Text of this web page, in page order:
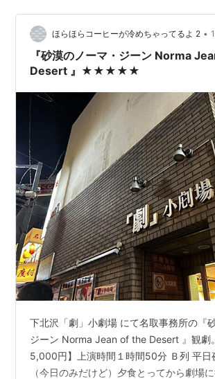
以外の選択はないわ。 natalie.mu 📌音楽
の白墨の輪」は ベル…
ほらほらコーヒーが冷めちゃってるよ 2 •
『砂漠のノーマ・ジーン Norma
Desert 』★★★★★
下北沢「劇」小劇場 にて名取事務所の『
ジーン Norma Jean of the Desert 』観劇
5,000円】上演時間１時間50分 Ｂ列 平
（今日のみだけど）夕食とってから劇場